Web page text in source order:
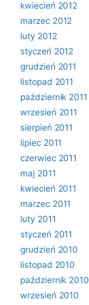
kwiecień 2012
marzec 2012
luty 2012
styczeń 2012
grudzień 2011
listopad 2011
październik 2011
wrzesień 2011
sierpień 2011
lipiec 2011
czerwiec 2011
maj 2011
kwiecień 2011
marzec 2011
luty 2011
styczeń 2011
grudzień 2010
listopad 2010
październik 2010
wrzesień 2010